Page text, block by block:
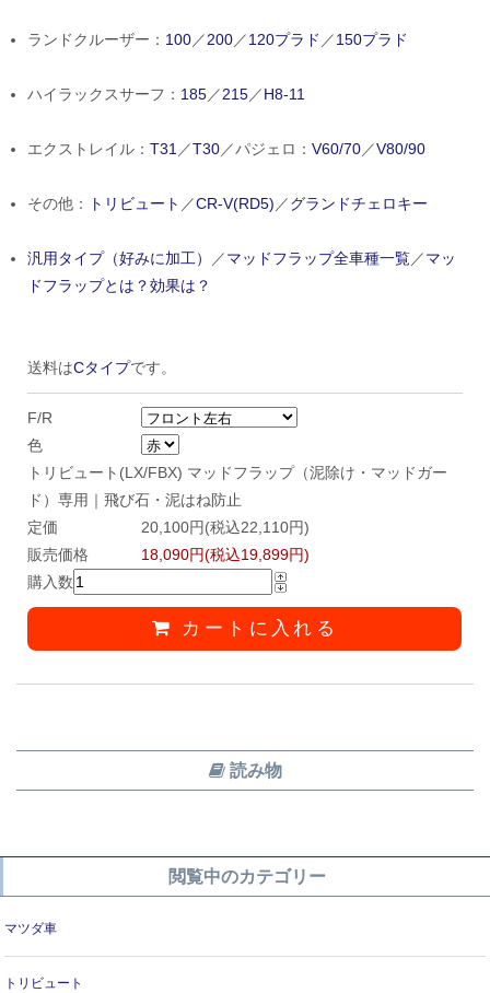
ランドクルーザー： 100／200／120プラド ／150プラド
ハイラックスサーフ： 185／215／H8-11
エクストレイル：T31 ／T30／パジェロ：V60/70／V80/90
その他： トリビュート ／CR-V(RD5) ／グランドチェロキー
汎用タイプ（好みに加工） ／マッドフラップ全車種一覧／マッ
ドフラップとは？効果は？
送料はCタイプです。
F/R
色
トリビュート(LX/FBX) マッドフラップ（泥除け・マッドガー
ド）専用｜飛び石・泥はね防止
定価
20,100円(税込22,110円)
販売価格
18,090円(税込19,899円)
購入数
カートに入れる
読み物
閲覧中のカテゴリー
マツダ車
トリビュート